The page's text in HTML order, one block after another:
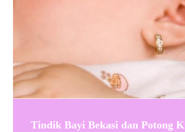
Tindik Bayi Bekasi dan Potong